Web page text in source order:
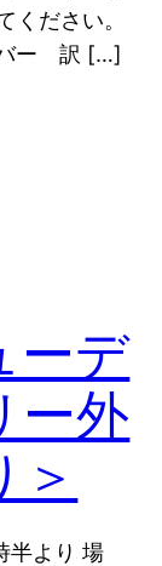
ください。
ー 訳 […]
ーデ
ー外
半より 場